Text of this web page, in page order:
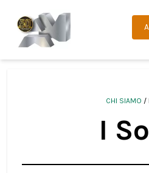
CHI SIAMO /
I